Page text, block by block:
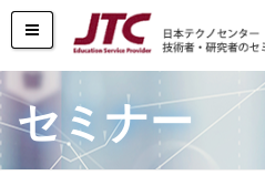
セミナー